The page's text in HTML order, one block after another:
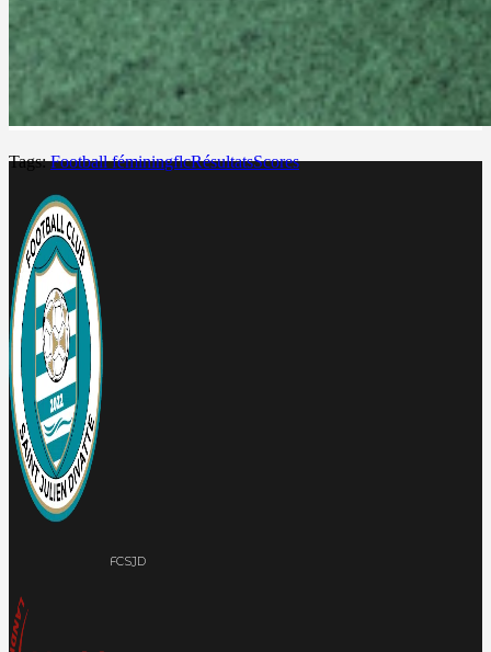
Tags: Football féminingflcRésultatsScores
FCSJD